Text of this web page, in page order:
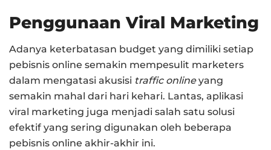
Penggunaan Viral Marketing
Adanya keterbatasan budget yang dimiliki setiap
pebisnis online semakin mempesulit marketers
dalam mengatasi akusisi traffic onlineyang
semakin mahal dari hari kehari. Lantas, aplikasi
viral marketing juga menjadi salah satu solusi
efektif yang sering digunakan oleh beberapa
pebisnis online akhir-akhir ini.